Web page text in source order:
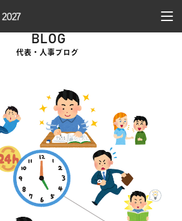
代表・人事ブログ